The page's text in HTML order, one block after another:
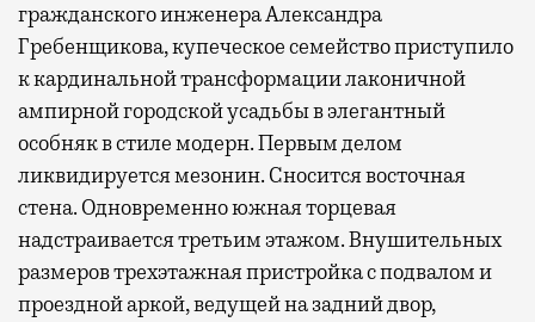
гражданского инженера Александра
Гребенщикова, купеческое семейство приступило
к кардинальной трансформации лаконичной
ампирной городской усадьбы в элегантный
особняк в стиле модерн. Первым делом
ликвидируется мезонин. Сносится восточная
стена. Одновременно южная торцевая
надстраивается третьим этажом. Внушительных
размеров трехэтажная пристройка с подвалом и
проездной аркой, ведущей на задний двор,